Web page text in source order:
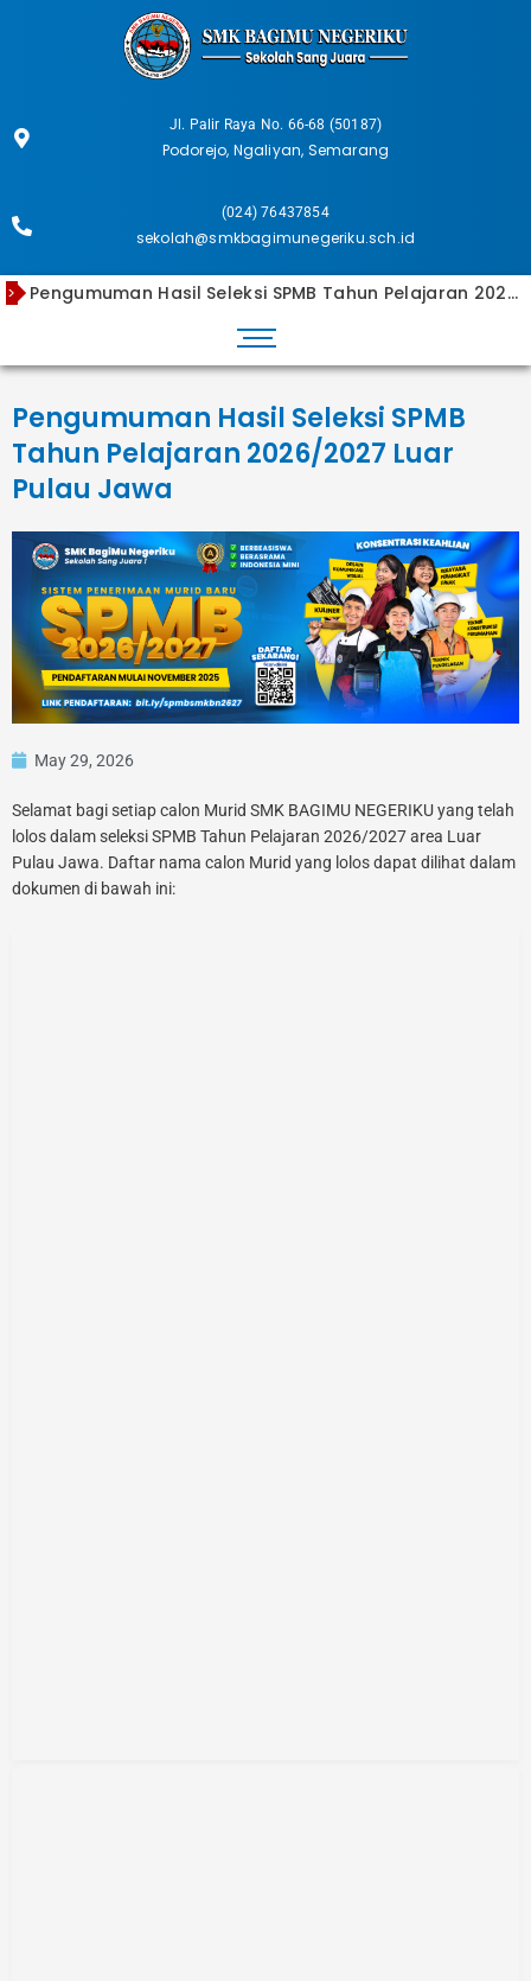
Jl. Palir Raya No. 66-68 (50187)
Podorejo, Ngaliyan, Semarang
(024) 76437854
sekolah@smkbagimunegeriku.sch.id
>
Pengumuman Hasil Seleksi SPMB Tahun Pelajaran 2026/2027 Luar Pulau Jawa
Laporan Rekapitulasi Dana BOS Tahap 2 Tahun 2025
Pengumuman Hasil Seleksi SPMB
Tahun Pelajaran 2026/2027 Luar
Pulau Jawa
May 29, 2026
Selamat bagi setiap calon Murid SMK BAGIMU NEGERIKU yang telah
lolos dalam seleksi SPMB Tahun Pelajaran 2026/2027 area Luar
Pulau Jawa. Daftar nama calon Murid yang lolos dapat dilihat dalam
dokumen di bawah ini: